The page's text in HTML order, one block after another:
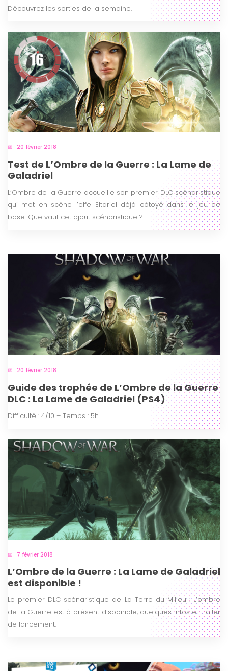
Découvrez les sorties de la semaine.
20 février 2018
Test de L’Ombre de la Guerre : La Lame de
Galadriel
L’Ombre de la Guerre accueille son premier DLC scénaristique
qui met en scène l’elfe Eltariel déjà côtoyé dans le jeu de
base. Que vaut cet ajout scénaristique ?
20 février 2018
Guide des trophée de L’Ombre de la Guerre
DLC : La Lame de Galadriel (PS4)
Difficulté : 4/10 – Temps : 5h
7 février 2018
L’Ombre de la Guerre : La Lame de Galadriel
est disponible !
Le premier DLC scénaristique de La Terre du Milieu : L’ombre
de la Guerre est à présent disponible, quelques infos et trailer
de lancement.